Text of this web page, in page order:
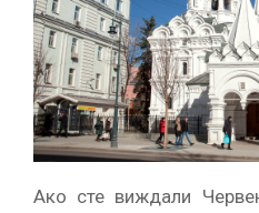
Ако сте виждали